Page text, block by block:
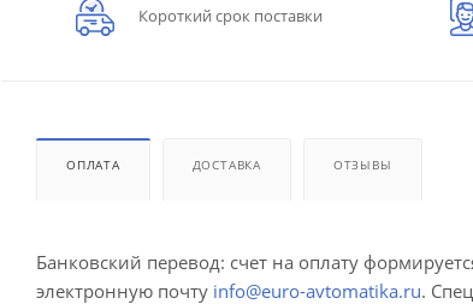
Короткий срок поставки
ОПЛАТА ДОСТАВКА ОТЗЫВЫ
Банковский перевод: счет на оплату
электронную почту info@euro-avtomatika.ru.